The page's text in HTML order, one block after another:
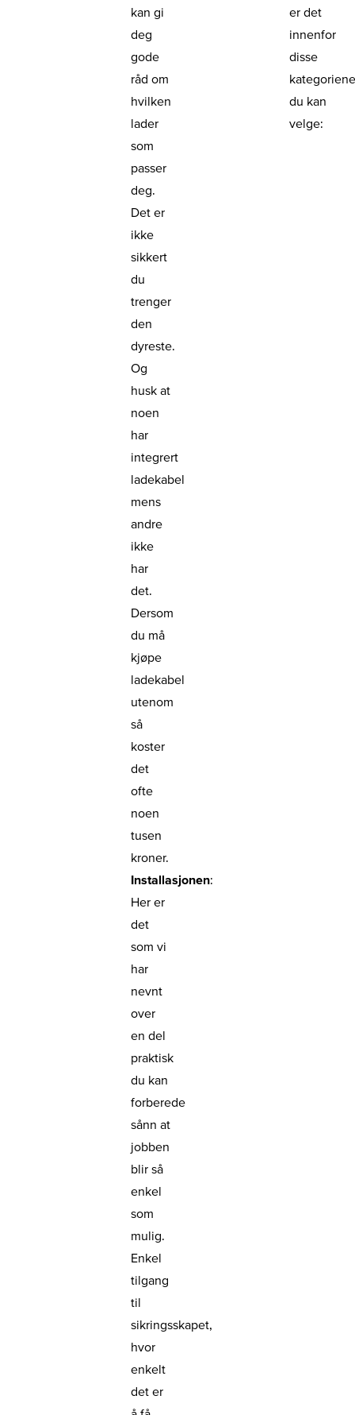
kan gi
deg
gode
råd om
hvilken
lader
som
passer
deg.
Det er
ikke
sikkert
du
trenger
den
dyreste.
Og
husk at
noen
har
integrert
ladekabel
mens
andre
ikke
har
det.
Dersom
du må
kjøpe
ladekabel
utenom
så
koster
det
ofte
noen
tusen
kroner.
Installasjonen:
Her er
det
som vi
har
nevnt
over
en del
praktisk
du kan
forberede
sånn at
jobben
blir så
enkel
som
mulig.
Enkel
tilgang
til
sikringsskapet,
hvor
enkelt
det er
er det
innenfor
disse
du kan
velge: